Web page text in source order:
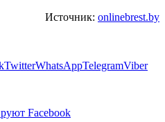
Источник: onlinebrest.by
TwitterWhatsAppTelegramViber
Facebook